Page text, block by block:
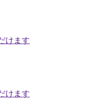
けます
けます